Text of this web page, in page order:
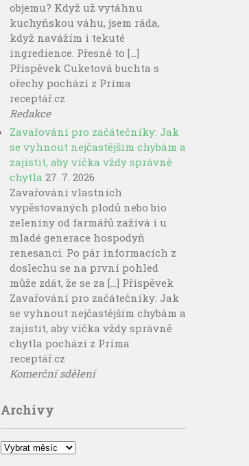
objemu? Když už vytáhnu
kuchyňskou váhu, jsem ráda,
když navážím i tekuté
ingredience. Přesně to […]
Příspěvek Cuketová buchta s
ořechy pochází z Príma
receptář.cz
Redakce
Zavařování pro začátečníky: Jak
se vyhnout nejčastějším chybám a
zajistit, aby víčka vždy správně
chytla 27. 7. 2026
Zavařování vlastních
vypěstovaných plodů nebo bio
zeleniny od farmářů zažívá i u
mladé generace hospodyň
renesanci. Po pár informacích z
doslechu se na první pohled
může zdát, že se za […] Příspěvek
Zavařování pro začátečníky: Jak
se vyhnout nejčastějším chybám a
zajistit, aby víčka vždy správně
chytla pochází z Príma
receptář.cz
Komerční sdělení
Archivy
Archivy